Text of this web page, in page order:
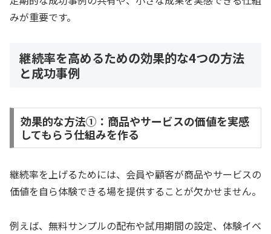
みが重要です。
継続率を高めるための効果的な4つの方法
と成功事例
効果的な方法①：商品やサービスの価値を実感
してもらう仕組みを作る
継続率を上げるためには、会員や顧客が商品やサービスの
価値を自ら体験できる場を提供することが欠かせません。
例えば、無料サンプルの配布や試用期間の設定、体験イベ